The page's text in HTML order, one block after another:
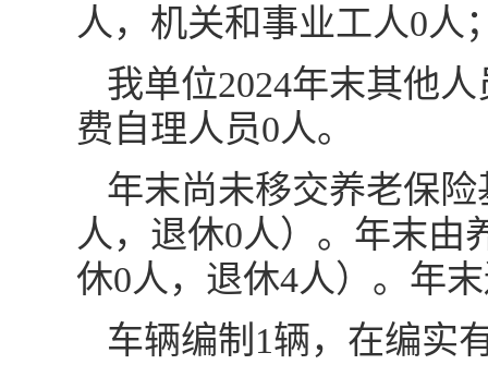
人，机关和事业工人0人
我单位2024年末其他
费自理人员0人。
年末尚未移交养老保
人，退休0人）。年末由
休0人，退休4人）。年
车辆编制1辆，在编实